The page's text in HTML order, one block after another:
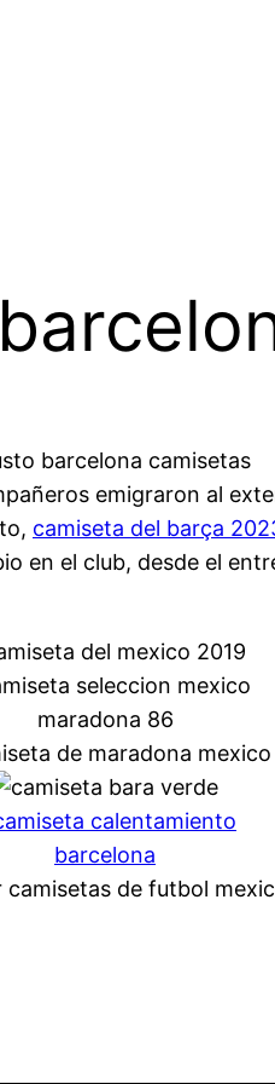
emigraron al
camiseta del barça
en el club, desde el